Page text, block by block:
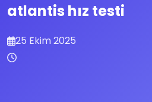
atlantis hız testi
25 Ekim 2025